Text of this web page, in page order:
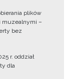
plików
muzealnymi –
bez
r. oddział
dla